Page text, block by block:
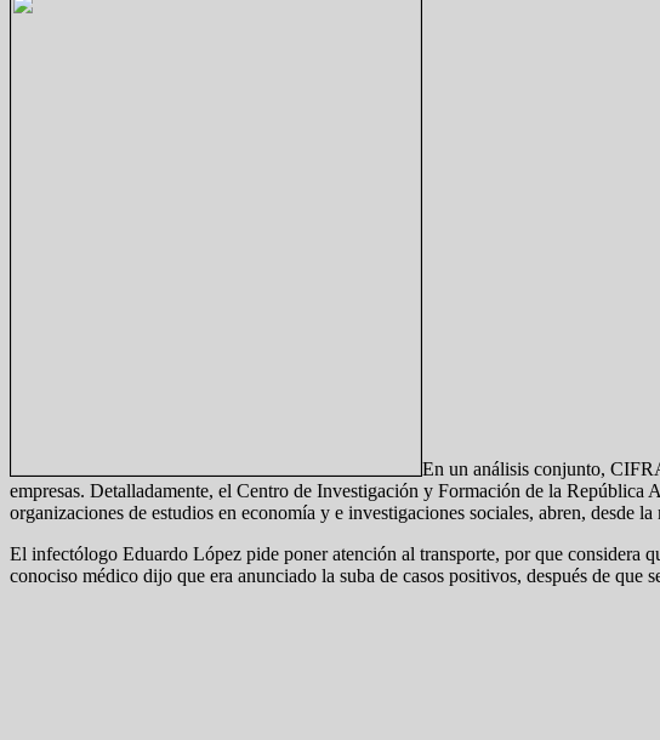
En un análisis conjunto,
empresas. Detalladamente, el Centro de Investigación y Formación de la
organizaciones de estudios en economía y e investigaciones sociales, abren, desde
El infectólogo Eduardo López pide poner atención al transporte, por que considera
conociso médico dijo que era anunciado la suba de casos positivos, después de